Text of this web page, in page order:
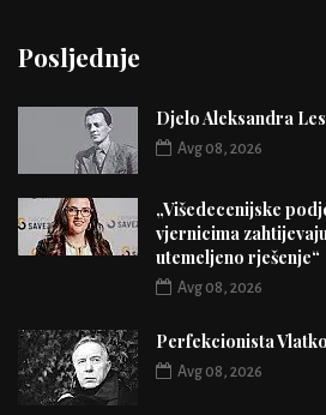
Posljednje
Djelo Aleksandra
Avg 08, 2026
„Višedecenijske
vjernicima
utemeljeno rješenje“
Avg 08, 2026
Perfekcionista Vlatko
Avg 08, 2026